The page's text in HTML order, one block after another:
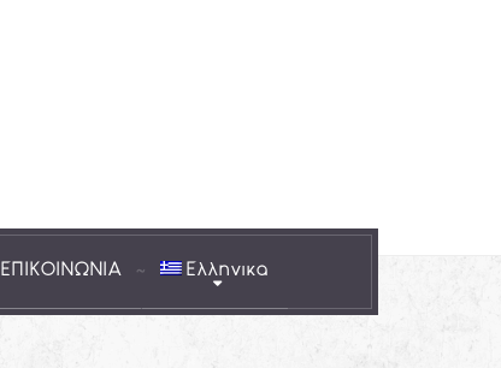
ΕΠΙΚΟΙΝΩΝΙΑ Ελληνικα